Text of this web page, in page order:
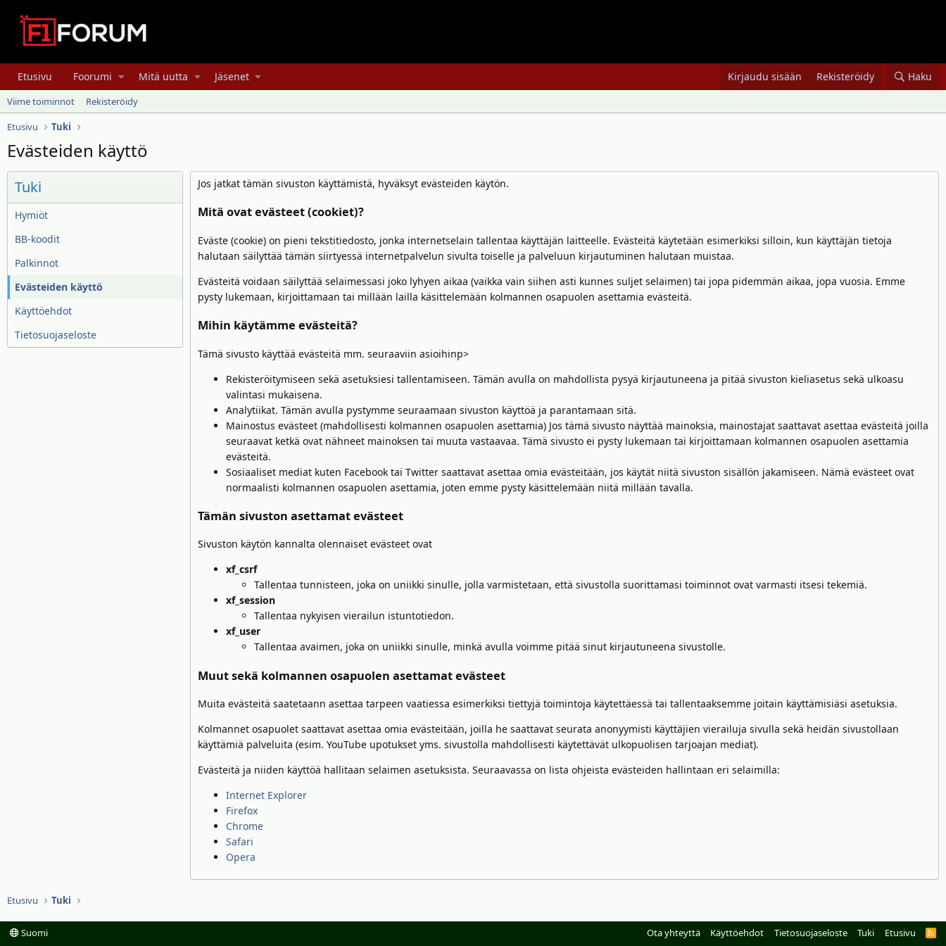
Etusivu Foorumi Mitä uutta Jäsenet Kirjaudu sisään Rekisteröidy Haku
Viime toiminnot
Rekisteröidy
Etusivu
Tuki
Evästeiden käyttö
Tuki
Hymiöt
BB-koodit
Palkinnot
Evästeiden käyttö
Käyttöehdot
Tietosuojaseloste
Jos jatkat tämän sivuston käyttämistä, hyväksyt evästeiden käytön.
Mitä ovat evästeet (cookiet)?
Eväste (cookie) on pieni tekstitiedosto, jonka internetselain tallentaa käyttäjän laitteelle. Evästeitä käytetään esimerkiksi silloin, kun käyttäjän tietoja
halutaan säilyttää tämän siirtyessä internetpalvelun sivulta toiselle ja palveluun kirjautuminen halutaan muistaa.
Evästeitä voidaan säilyttää selaimessasi joko lyhyen aikaa (vaikka vain siihen asti kunnes suljet selaimen) tai jopa pidemmän aikaa, jopa vuosia. Emme
pysty lukemaan, kirjoittamaan tai millään lailla käsittelemään kolmannen osapuolen asettamia evästeitä.
Mihin käytämme evästeitä?
Tämä sivusto käyttää evästeitä mm. seuraaviin asioihinp>
Rekisteröitymiseen sekä asetuksiesi tallentamiseen. Tämän avulla on mahdollista pysyä kirjautuneena ja pitää sivuston kieliasetus sekä ulkoasu
valintasi mukaisena.
Analytiikat. Tämän avulla pystymme seuraamaan sivuston käyttöä ja parantamaan sitä.
Mainostus evästeet (mahdollisesti kolmannen osapuolen asettamia) Jos tämä sivusto näyttää mainoksia, mainostajat saattavat asettaa evästeitä joilla
seuraavat ketkä ovat nähneet mainoksen tai muuta vastaavaa. Tämä sivusto ei pysty lukemaan tai kirjoittamaan kolmannen osapuolen asettamia
evästeitä.
Sosiaaliset mediat kuten Facebook tai Twitter saattavat asettaa omia evästeitään, jos käytät niitä sivuston sisällön jakamiseen. Nämä evästeet ovat
normaalisti kolmannen osapuolen asettamia, joten emme pysty käsittelemään niitä millään tavalla.
Tämän sivuston asettamat evästeet
Sivuston käytön kannalta olennaiset evästeet ovat
xf_csrf
Tallentaa tunnisteen, joka on uniikki sinulle, jolla varmistetaan, että sivustolla suorittamasi toiminnot ovat varmasti itsesi tekemiä.
xf_session
Tallentaa nykyisen vierailun istuntotiedon.
xf_user
Tallentaa avaimen, joka on uniikki sinulle, minkä avulla voimme pitää sinut kirjautuneena sivustolle.
Muut sekä kolmannen osapuolen asettamat evästeet
Muita evästeitä saatetaann asettaa tarpeen vaatiessa esimerkiksi tiettyjä toimintoja käytettäessä tai tallentaaksemme joitain käyttämisiäsi asetuksia.
Kolmannet osapuolet saattavat asettaa omia evästeitään, joilla he saattavat seurata anonyymisti käyttäjien vierailuja sivulla sekä heidän sivustollaan
käyttämiä palveluita (esim. YouTube upotukset yms. sivustolla mahdollisesti käytettävät ulkopuolisen tarjoajan mediat).
Evästeitä ja niiden käyttöä hallitaan selaimen asetuksista. Seuraavassa on lista ohjeista evästeiden hallintaan eri selaimilla:
Internet Explorer
Firefox
Chrome
Safari
Opera
Etusivu Tuki
Suomi Ota yhteyttä Käyttöehdot Tietosuojaseloste Tuki Etusivu
R